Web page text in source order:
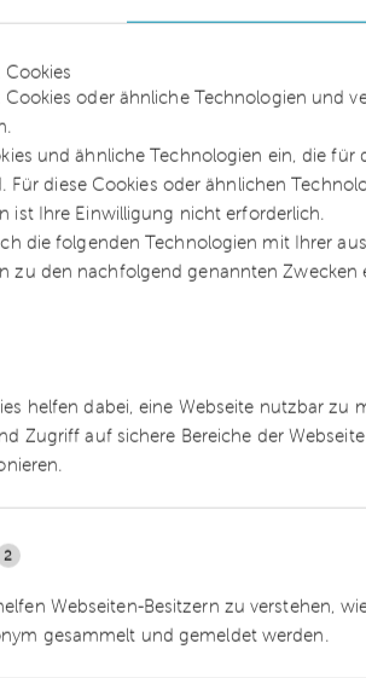
Cookies
Cookies oder ähnliche Technologien und
und ähnliche Technologien ein, die für
Für diese Cookies oder ähnlichen
ist Ihre Einwilligung nicht erforderlich.
die folgenden Technologien mit Ihrer
zu den nachfolgend genannten Zwecken
helfen dabei, eine Webseite nutzbar zu
Zugriff auf sichere Bereiche der
2
Webseiten-Besitzern zu verstehen,
gesammelt und gemeldet werden.
Nachtrag zum
Kläger; darin wurde die
2015 machte der Kläger
für den öffentlichen Dienst,
kurz TVöD/VKA, gegenüber
2006 keine
auf eine – aus seiner
des BAT sowie dessen
des Klägers ab.
in den Vorinstanzen.
dem Arbeitnehmer Recht.
nach der jeweiligen
den Parteien bestehenden
der Auffassung des beklagten
Nachfolger den TVöD/VKA.
wirksam, so die Richter;
Begründet wurde dies